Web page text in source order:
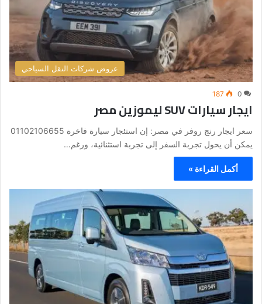
عروض شركات النقل السياحي
0
187
ايجار سيارات SUV ليموزين مصر
سعر ايجار رنج روفر في مصر: إن استئجار سيارة فاخرة 01102106655
يمكن أن يحول تجربة السفر إلى تجربة استثنائية، ورغم…
أكمل القراءة »